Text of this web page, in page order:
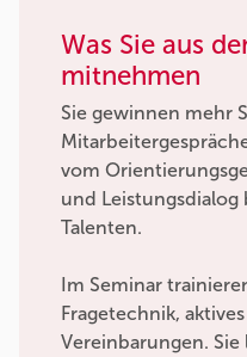
Was Sie aus
mitnehmen
Sie gewinnen mehr
vom
und
Talenten.
Im Seminar
Fragetechnik,
Vereinbarungen.